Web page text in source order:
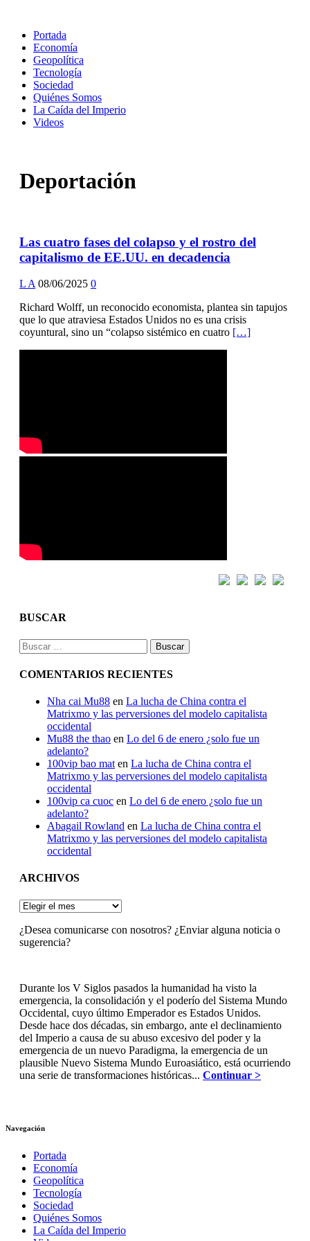
Portada
Economía
Geopolítica
Tecnología
Sociedad
Quiénes Somos
La Caída del Imperio
Videos
Deportación
Las cuatro fases del colapso y el rostro del
capitalismo de EE.UU. en decadencia
L A 08/06/2025 0
Richard Wolff, un reconocido economista, plantea sin tapujos
que lo que atraviesa Estados Unidos no es una crisis
coyuntural, sino un “colapso sistémico en cuatro […]
BUSCAR
Buscar:
COMENTARIOS RECIENTES
Nha cai Mu88 en La lucha de China contra el
Matrixmo y las perversiones del modelo capitalista
occidental
Mu88 the thao en Lo del 6 de enero ¿solo fue un
adelanto?
100vip bao mat en La lucha de China contra el
Matrixmo y las perversiones del modelo capitalista
occidental
100vip ca cuoc en Lo del 6 de enero ¿solo fue un
adelanto?
Abagail Rowland en La lucha de China contra el
Matrixmo y las perversiones del modelo capitalista
occidental
ARCHIVOS
ARCHIVOS
¿Desea comunicarse con nosotros? ¿Enviar alguna noticia o
sugerencia?
Durante los V Siglos pasados la humanidad ha visto la
emergencia, la consolidación y el poderío del Sistema Mundo
Occidental, cuyo último Emperador es Estados Unidos.
Desde hace dos décadas, sin embargo, ante el declinamiento
del Imperio a causa de su abuso excesivo del poder y la
emergencia de un nuevo Paradigma, la emergencia de un
plausible Nuevo Sistema Mundo Euroasiático, está ocurriendo
una serie de transformaciones históricas... Continuar >
Navegación
Portada
Economía
Geopolítica
Tecnología
Sociedad
Quiénes Somos
La Caída del Imperio